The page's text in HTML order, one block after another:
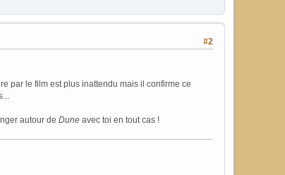
#2
par le film est plus inattendu mais il confirme ce
autour de Dune avec toi en tout cas !